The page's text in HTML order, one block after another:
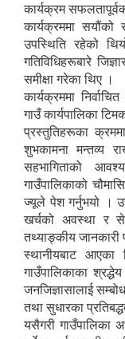
कार्यक्रम
कार्यक्रममा सयौंको
उपस्थिति रहेको
गतिविधिहरूबारे
समीक्षा गरेका थिए ।
कार्यक्रममा
गाउँ कार्यपालिका
प्रस्तुतिहरूका
शुभकामना मन्तव्य
सहभागिताको
गाउँपालिकाको
ज्यूले पेश गर्नुभयो ।
खर्चको अवस्था र
तथ्याङ्कीय जानकारी
स्थानीयबाट आएका
गाउँपालिकाका
जनजिज्ञासालाई
तथा सुधारका
यसैगरी गाउँपालिका